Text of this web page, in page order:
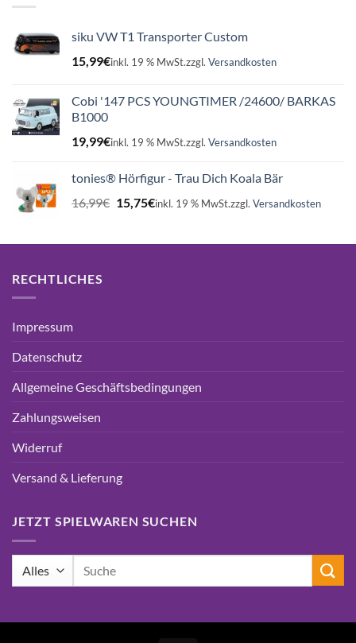
siku VW T1 Transporter Custom
15,99€inkl. 19 % MwSt.zzgl. Versandkosten
Cobi '147 PCS YOUNGTIMER /24600/ BARKAS
B1000
19,99€inkl. 19 % MwSt.zzgl. Versandkosten
tonies® Hörfigur - Trau Dich Koala Bär
16,99€ Ursprünglicher
Preis
16,99€
15,75€Aktueller
15,75€.
inkl. 19 % MwSt.zzgl. Versandkosten
RECHTLICHES
Impressum
Datenschutz
Allgemeine Geschäftsbedingungen
Zahlungsweisen
Widerruf
Versand & Lieferung
JETZT SPIELWAREN SUCHEN